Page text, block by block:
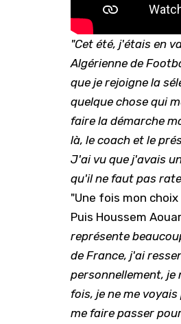
"Cet été, j'étais en
Algérienne de
que je rejoigne la
quelque chose qui
faire la démarche
là, le coach et le
J'ai vu que j'avais
qu'il ne faut pas
"Une fois mon
Puis Houssem
représente
de France, j'ai
personnellement, je
fois, je ne me
me faire passer